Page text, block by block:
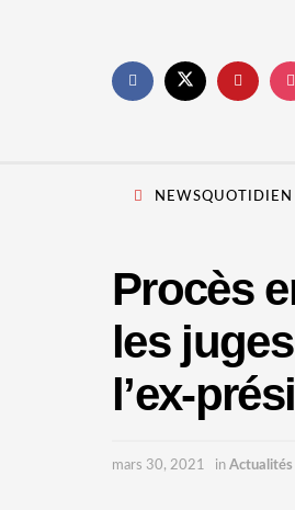
NEWSQUOTIDIEN
Procès
les
l’ex-
mars 30, 2021 in Actualités